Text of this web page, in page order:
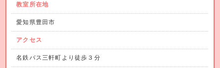
教室所在地
愛知県豊田市
アクセス
名鉄バス三軒町より徒歩３分